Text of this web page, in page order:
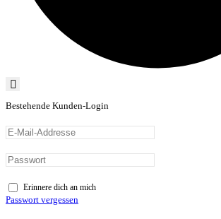
Bestehende Kunden-Login
Erinnere dich an mich
Passwort vergessen